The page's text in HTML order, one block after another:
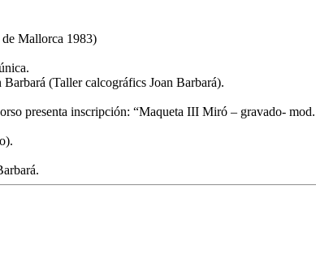
Mallorca 1983)
(Taller calcográfics Joan Barbará).
presenta inscripción: “Maqueta III Miró – gravado-